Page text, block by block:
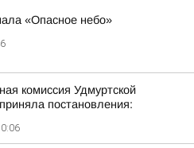
«Опасное небо»
комиссия Удмуртской
постановления: